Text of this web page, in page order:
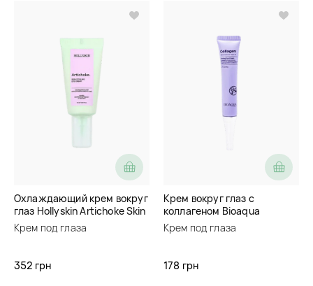
Охлаждающий крем вокруг
глаз Hollyskin Artichoke Skin
Cooling Eye Cream
Крем под глаза
352 грн
Крем вокруг глаз с
коллагеном Bioaqua
Collagen Recombinant Type
3 Firming Eye Cream
Крем под глаза
178 грн